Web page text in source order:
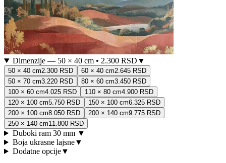
Dimenzije — 50 × 40 cm• 2.300 RSD ▼
50 × 40 cm2.300 RSD 60 × 40 cm2.645 RSD
50 × 70 cm3.220 RSD 80 × 60 cm3.450 RSD
100 × 60 cm4.025 RSD 110 × 80 cm4.900 RSD
120 × 100 cm5.750 RSD 150 × 100 cm6.325 RSD
200 × 100 cm8.050 RSD 200 × 140 cm9.775 RSD
250 × 140 cm11.800 RSD
Duboki ram 30 mm ▼
Boja ukrasne lajsne▼
Dodatne opcije▼